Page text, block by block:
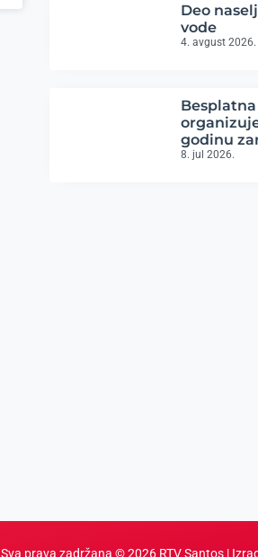
Deo
vode
4. avgust 2026.
godinu
8. jul 2026.
Sva prava zadržana © 2026 RTV Santos |